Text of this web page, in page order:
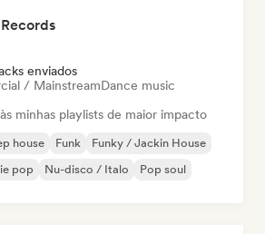
enviados
/ MainstreamDance music
minhas playlists de maior impacto
house Funk
Funky / Jackin House
pop Nu-disco / Italo Pop soul